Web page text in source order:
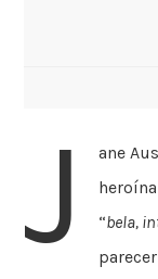
J
ane
“bela,